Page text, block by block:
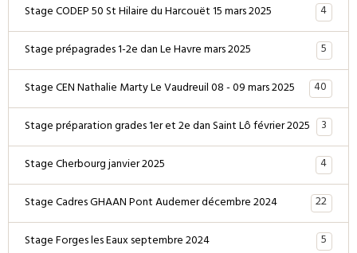
Stage CODEP 50 St Hilaire du Harcouët 15 mars 2025
4
Stage prépagrades 1-2e dan Le Havre mars 2025
5
Stage CEN Nathalie Marty Le Vaudreuil 08 - 09 mars 2025
40
Stage préparation grades 1er et 2e dan Saint Lô février 2025 3
Stage Cherbourg janvier 2025
4
Stage Cadres GHAAN Pont Audemer décembre 2024
22
Stage Forges les Eaux septembre 2024
5